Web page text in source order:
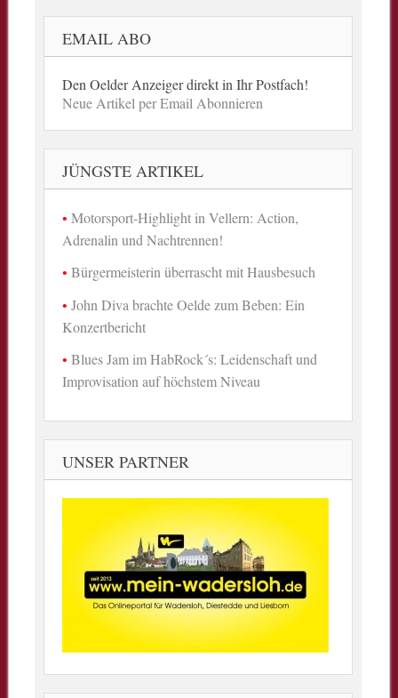
EMAIL ABO
Den Oelder Anzeiger direkt in Ihr Postfach!
Neue Artikel per Email Abonnieren
JÜNGSTE ARTIKEL
Motorsport-Highlight in Vellern: Action,
Adrenalin und Nachtrennen!
Bürgermeisterin überrascht mit Hausbesuch
John Diva brachte Oelde zum Beben: Ein
Konzertbericht
Blues Jam im HabRock´s: Leidenschaft und
Improvisation auf höchstem Niveau
UNSER PARTNER